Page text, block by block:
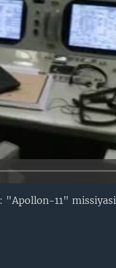
available
"Apollon-11" missiyasi